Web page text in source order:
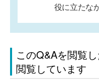
役に立たな
このQ&Aを閲覧
閲覧しています